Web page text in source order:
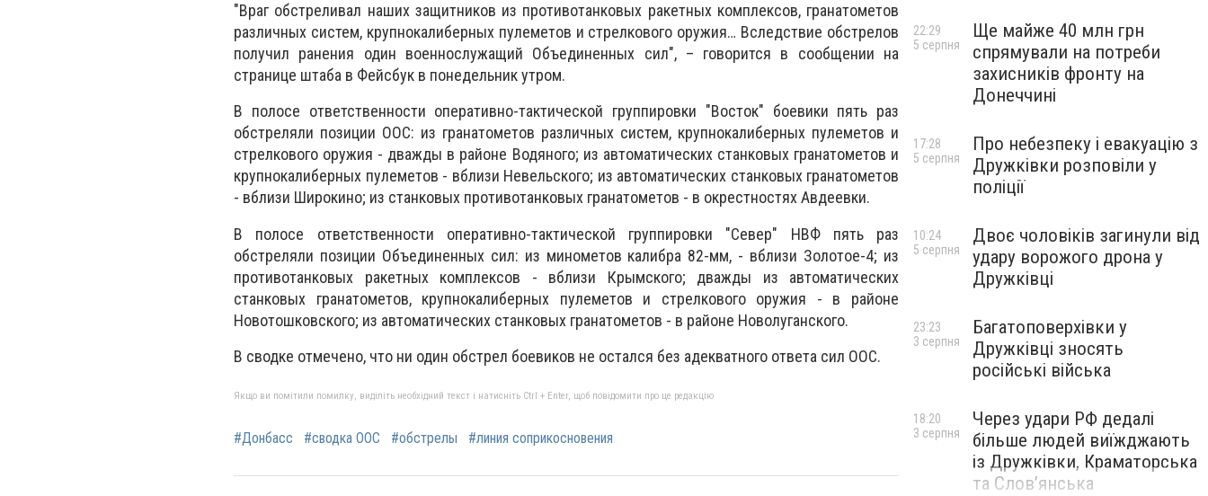
"Враг обстреливал наших защитников из противотанковых ракетных комплексов, гранатометов
различных систем, крупнокалиберных пулеметов и стрелкового оружия… Вследствие обстрелов
получил ранения один военнослужащий Объединенных сил", – говорится в сообщении на
странице штаба в Фейсбук в понедельник утром.
В полосе ответственности оперативно-тактической группировки "Восток" боевики пять раз
обстреляли позиции ООС: из гранатометов различных систем, крупнокалиберных пулеметов и
стрелкового оружия - дважды в районе Водяного; из автоматических станковых гранатометов и
крупнокалиберных пулеметов - вблизи Невельского; из автоматических станковых гранатометов
- вблизи Широкино; из станковых противотанковых гранатометов - в окрестностях Авдеевки.
В полосе ответственности оперативно-тактической группировки "Север" НВФ пять раз
обстреляли позиции Объединенных сил: из минометов калибра 82-мм, - вблизи Золотое-4; из
противотанковых ракетных комплексов - вблизи Крымского; дважды из автоматических
станковых гранатометов, крупнокалиберных пулеметов и стрелкового оружия - в районе
Новотошковского; из автоматических станковых гранатометов - в районе Новолуганского.
В сводке отмечено, что ни один обстрел боевиков не остался без адекватного ответа сил ООС.
Якщо ви помітили помилку, виділіть необхідний текст і натисніть Ctrl + Enter, щоб повідомити про це редакцію
#Донбасс #сводка ООС #обстрелы #линия соприкосновения
Ще майже 40 млн грн
спрямували на потреби
захисників фронту на
Донеччині
22:29
5 серпня
Про небезпеку і евакуацію з
Дружківки розповіли у
поліції
17:28
5 серпня
Двоє чоловіків загинули від
удару ворожого дрона у
Дружківці
10:24
5 серпня
Багатоповерхівки у
Дружківці зносять
російські війська
23:23
3 серпня
Через удари РФ дедалі
більше людей виїжджають
із Дружківки, Краматорська
та Слов’янська
18:20
3 серпня